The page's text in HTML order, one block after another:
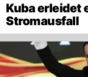
Kuba erleidet
Stromausfall